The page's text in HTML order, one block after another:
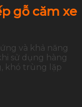
gỗ căm xe
và khả năng
sử dụng hàng
khó trùng lặp